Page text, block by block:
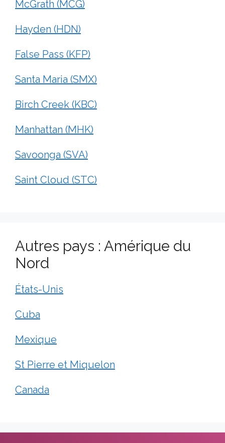
McGrath (MCG)
Hayden (HDN)
False Pass (KFP)
Santa Maria (SMX)
Birch Creek (KBC)
Manhattan (MHK)
Savoonga (SVA)
Saint Cloud (STC)
Autres pays : Amérique du
Nord
États-Unis
Cuba
Mexique
St Pierre et Miquelon
Canada